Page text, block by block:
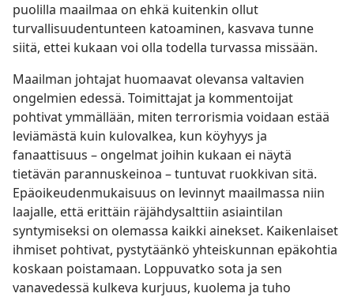
puolilla maailmaa on ehkä kuitenkin ollut
turvallisuudentunteen katoaminen, kasvava tunne
siitä, ettei kukaan voi olla todella turvassa missään.
Maailman johtajat huomaavat olevansa valtavien
ongelmien edessä. Toimittajat ja kommentoijat
pohtivat ymmällään, miten terrorismia voidaan estää
leviämästä kuin kulovalkea, kun köyhyys ja
fanaattisuus – ongelmat joihin kukaan ei näytä
tietävän parannuskeinoa – tuntuvat ruokkivan sitä.
Epäoikeudenmukaisuus on levinnyt maailmassa niin
laajalle, että erittäin räjähdysalttiin asiaintilan
syntymiseksi on olemassa kaikki ainekset. Kaikenlaiset
ihmiset pohtivat, pystytäänkö yhteiskunnan epäkohtia
koskaan poistamaan. Loppuvatko sota ja sen
vanavedessä kulkeva kurjuus, kuolema ja tuho